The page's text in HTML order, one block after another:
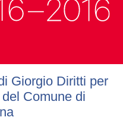
Giorgio Diritti per
Comune di